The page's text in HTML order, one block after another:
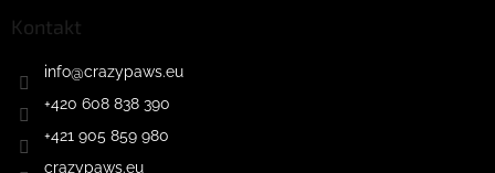
Kontakt
info@crazypaws.eu
+420 608 838 390
+421 905 859 980
crazypaws.eu